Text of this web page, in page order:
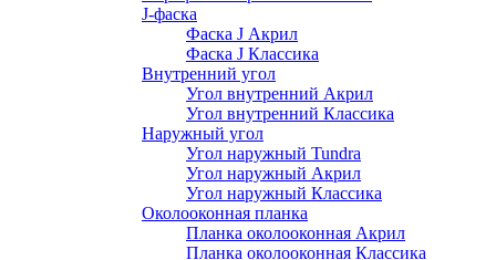
J-фаска
Фаска J Акрил
Фаска J Классика
Внутренний угол
Угол внутренний Акрил
Угол внутренний Классика
Наружный угол
Угол наружный Tundra
Угол наружный Акрил
Угол наружный Классика
Околооконная планка
Планка околооконная Акрил
Планка околооконная Классика